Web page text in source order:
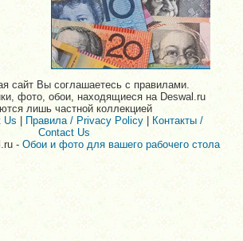
сайт Вы соглашаетесь с правилами.
фото, обои, находящиеся на Deswal.ru
лишь частной коллекцией
Us |Правила / Privacy Policy | Контакты /
Contact Us
-Обои и фото для вашего рабочего стола